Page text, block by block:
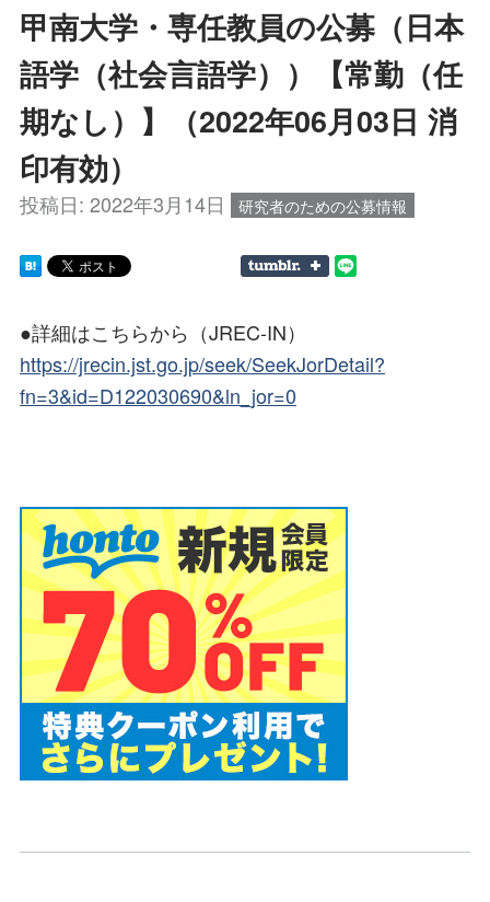
甲南大学・専任教員の公募（日本
語学（社会言語学））【常勤（任
期なし）】（2022年06月03日 消
印有効）
投稿日: 2022年3月14日 研究者のための公募情報
●詳細はこちらから（JREC-IN）
https://jrecin.jst.go.jp/seek/SeekJorDetail?
fn=3&id=D122030690&ln_jor=0